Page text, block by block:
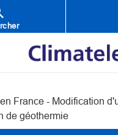
principal
France - Modification
de géothermie